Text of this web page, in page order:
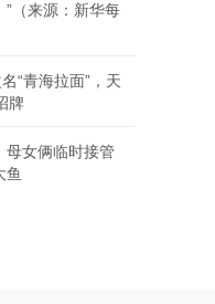
（来源：新华每
“青海拉面”，天
牌
母女俩临时接管
鱼